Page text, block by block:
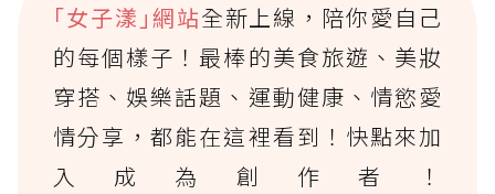
｢女子漾｣網站全新上線，陪你愛自己
的每個樣子！最棒的美食旅遊、美妝
穿搭、娛樂話題、運動健康、情慾愛
情分享，都能在這裡看到！快點來加
入成為創作者！